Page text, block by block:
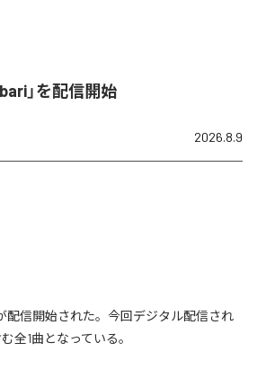
」を配信開始
2026.8.9
配信開始された。今回デジタル配信され
全1曲となっている。